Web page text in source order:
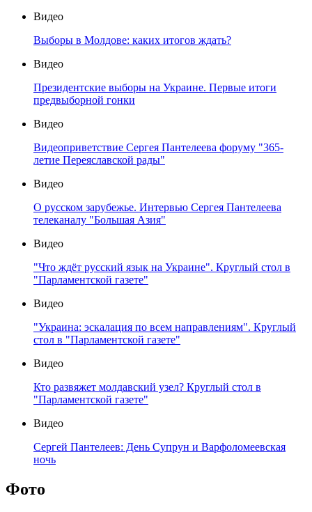
Видео
Выборы в Молдове: каких итогов ждать?
Видео
Президентские выборы на Украине. Первые итоги
предвыборной гонки
Видео
Видеоприветствие Сергея Пантелеева форуму "365-
летие Переяславской рады"
Видео
О русском зарубежье. Интервью Сергея Пантелеева
телеканалу "Большая Азия"
Видео
"Что ждёт русский язык на Украине". Круглый стол в
"Парламентской газете"
Видео
"Украина: эскалация по всем направлениям". Круглый
стол в "Парламентской газете"
Видео
Кто развяжет молдавский узел? Круглый стол в
"Парламентской газете"
Видео
Сергей Пантелеев: День Супрун и Варфоломеевская
ночь
Фото